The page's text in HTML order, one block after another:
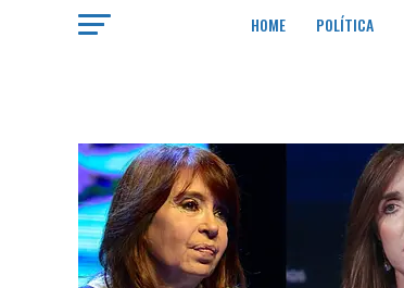
HOME POLÍTICA